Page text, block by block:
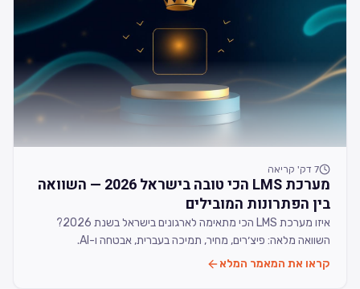
7 דק' קריאה
מערכת LMS הכי טובה בישראל 2026 — השוואה
בין הפתרונות המובילים
איזו מערכת LMS הכי מתאימה לארגונים בישראל בשנת 2026?
השוואה מלאה: פיצ׳רים, מחיר, תמיכה בעברית, אבטחה ו-AI.
קראו את המאמר המלא